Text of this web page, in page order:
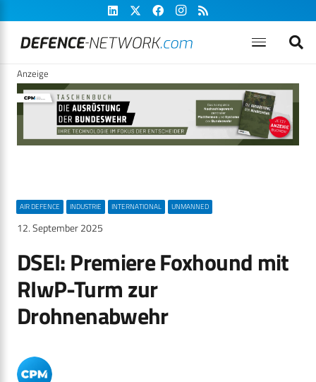
Anzeige
AIR DEFENCE INDUSTRIE INTERNATIONAL UNMANNED
12. September 2025
DSEI: Premiere Foxhound mit
RIwP-Turm zur
Drohnenabwehr